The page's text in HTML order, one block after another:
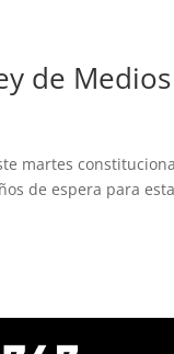
de Medios
martes
de espera para